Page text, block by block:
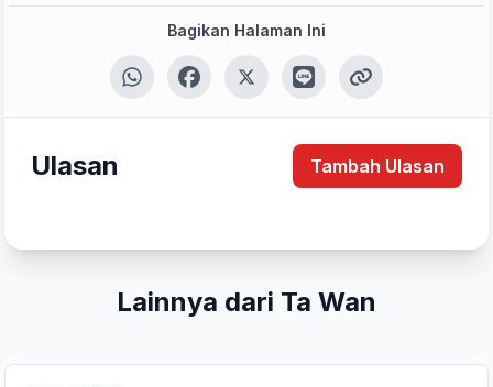
Bagikan Halaman Ini
Ulasan Tambah Ulasan
Lainnya dari Ta Wan